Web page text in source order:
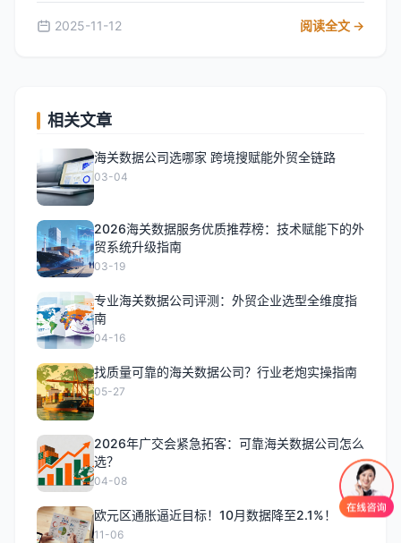
际影响力已获权威认可，也体现了我司在搭建中乌企业经贸
合作桥梁方面所发挥的积极作用。未来，我司将持续拓展国
2025-11-12 阅读全文 →
相关文章
海关数据公司选哪家 跨境搜赋能外贸全链路
03-04
2026海关数据服务优质推荐榜：技术赋能下的外
贸系统升级指南
03-19
专业海关数据公司评测：外贸企业选型全维度指
南
04-16
找质量可靠的海关数据公司？行业老炮实操指南
05-27
2026年广交会紧急拓客：可靠海关数据公司怎么
选？
04-08
欧元区通胀逼近目标！10月数据降至2.1%！
11-06